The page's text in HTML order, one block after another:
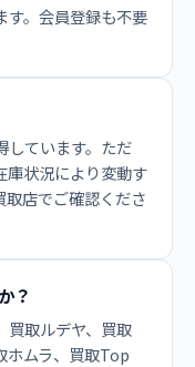
す。会員登録も不要
しています。ただ
庫状況により変動す
店でご確認くださ
？
買取ルデヤ、買取
ホムラ、買取Top